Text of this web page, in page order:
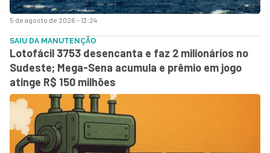
5 de agosto de 2026 - 13:24
SAIU DA MANUTENÇÃO
Lotofácil 3753 desencanta e faz 2 milionários no
Sudeste; Mega-Sena acumula e prêmio em jogo
atinge R$ 150 milhões